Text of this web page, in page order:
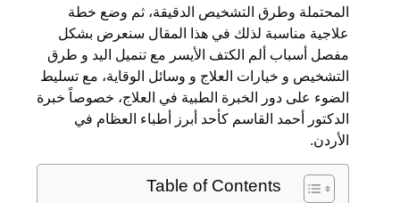
المحتملة وطرق التشخيص الدقيقة، ثم وضع خطة
علاجية مناسبة لذلك في هذا المقال سنعرض بشكل
مفصل أسباب ألم الكتف الأيسر مع تنميل اليد و طرق
التشخيص و خيارات العلاج و وسائل الوقاية، مع تسليط
الضوء على دور الخبرة الطبية في العلاج، خصوصاً خبرة
الدكتور أحمد القاسم كأحد أبرز أطباء العظام في
الأردن.
Table of Contents